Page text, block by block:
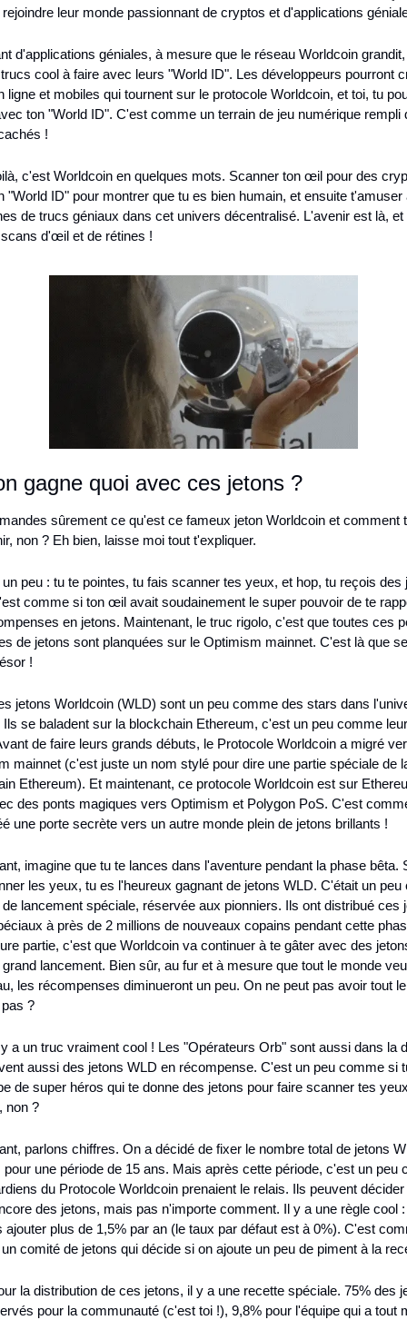
leur monde passionnant de cryptos et d'applications
d'applications géniales, à mesure que le réseau Worldcoin
cool à faire avec leurs "World ID". Les développeurs pourront
ligne et mobiles qui tournent sur le protocole Worldcoin, et toi, tu
ton "World ID". C'est comme un terrain de jeu numérique rempli
!
c'est Worldcoin en quelques mots. Scanner ton œil pour des
"World ID" pour montrer que tu es bien humain, et ensuite t'amuser
de trucs géniaux dans cet univers décentralisé. L'avenir est là, et
d'œil et de rétines !
gagne quoi avec ces jetons ?
sûrement ce qu'est ce fameux jeton Worldcoin et comment
non ? Eh bien, laisse moi tout t'expliquer.
peu : tu te pointes, tu fais scanner tes yeux, et hop, tu reçois des
comme si ton œil avait soudainement le super pouvoir de te
en jetons. Maintenant, le truc rigolo, c'est que toutes ces
de jetons sont planquées sur le Optimism mainnet. C'est là que
!
jetons Worldcoin (WLD) sont un peu comme des stars dans
se baladent sur la blockchain Ethereum, c'est un peu comme
de faire leurs grands débuts, le Protocole Worldcoin a migré
mainnet (c'est juste un nom stylé pour dire une partie spéciale de
Ethereum). Et maintenant, ce protocole Worldcoin est sur
des ponts magiques vers Optimism et Polygon PoS. C'est
une porte secrète vers un autre monde plein de jetons brillants !
imagine que tu te lances dans l'aventure pendant la phase bêta.
les yeux, tu es l'heureux gagnant de jetons WLD. C'était un peu
de lancement spéciale, réservée aux pionniers. Ils ont distribué ces
à près de 2 millions de nouveaux copains pendant cette
partie, c'est que Worldcoin va continuer à te gâter avec des
lancement. Bien sûr, au fur et à mesure que tout le monde
les récompenses diminueront un peu. On ne peut pas avoir tout
?
a un truc vraiment cool ! Les "Opérateurs Orb" sont aussi dans la
aussi des jetons WLD en récompense. C'est un peu comme si
de super héros qui te donne des jetons pour faire scanner tes
non ?
parlons chiffres. On a décidé de fixer le nombre total de jetons
pour une période de 15 ans. Mais après cette période, c'est un peu
du Protocole Worldcoin prenaient le relais. Ils peuvent
des jetons, mais pas n'importe comment. Il y a une règle cool
ajouter plus de 1,5% par an (le taux par défaut est à 0%). C'est
comité de jetons qui décide si on ajoute un peu de piment à la
la distribution de ces jetons, il y a une recette spéciale. 75% des
pour la communauté (c'est toi !), 9,8% pour l'équipe qui a tout